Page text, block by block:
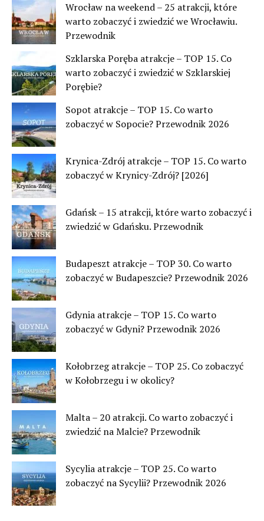
Wrocław na weekend – 25 atrakcji, które
warto zobaczyć i zwiedzić we Wrocławiu.
Przewodnik
Szklarska Poręba atrakcje – TOP 15. Co
warto zobaczyć i zwiedzić w Szklarskiej
Porębie?
Sopot atrakcje – TOP 15. Co warto
zobaczyć w Sopocie? Przewodnik 2026
Krynica-Zdrój atrakcje – TOP 15. Co warto
zobaczyć w Krynicy-Zdrój? [2026]
Gdańsk – 15 atrakcji, które warto zobaczyć i
zwiedzić w Gdańsku. Przewodnik
Budapeszt atrakcje – TOP 30. Co warto
zobaczyć w Budapeszcie? Przewodnik 2026
Gdynia atrakcje – TOP 15. Co warto
zobaczyć w Gdyni? Przewodnik 2026
Kołobrzeg atrakcje – TOP 25. Co zobaczyć
w Kołobrzegu i w okolicy?
Malta – 20 atrakcji. Co warto zobaczyć i
zwiedzić na Malcie? Przewodnik
Sycylia atrakcje – TOP 25. Co warto
zobaczyć na Sycylii? Przewodnik 2026